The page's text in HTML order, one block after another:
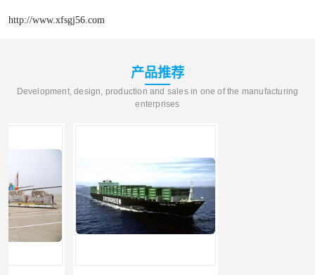
http://www.xfsgj56.com
产品推荐
Development, design, production and sales in one of the manufacturing
enterprises